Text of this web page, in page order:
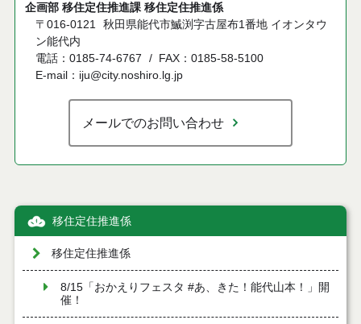
企画部 移住定住推進課 移住定住推進係
〒016-0121 秋田県能代市鰄渕字古屋布1番地 イオンタウ
ン能代内
電話：0185-74-6767
FAX：0185-58-5100
E-mail：iju@city.noshiro.lg.jp
メールでのお問い合わせ
移住定住推進係
移住定住推進係
8/15「おかえりフェスタ #あ、きた！能代山本！」開
催！